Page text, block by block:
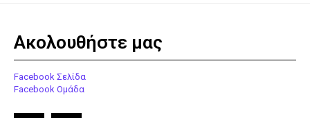
Ακολουθήστε μας
Facebook Σελίδα
Facebook Ομάδα